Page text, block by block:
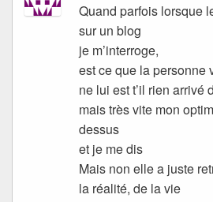
Quand parfois lorsque
sur un blog
je m’interroge,
est ce que la personne
ne lui est t’il rien arrivé
mais très vite mon
dessus
et je me dis
Mais non elle a juste
la réalité, de la vie